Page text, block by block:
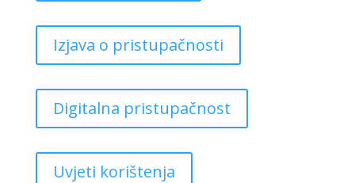
Izjava o pristupačnosti
Digitalna pristupačnost
Uvjeti korištenja